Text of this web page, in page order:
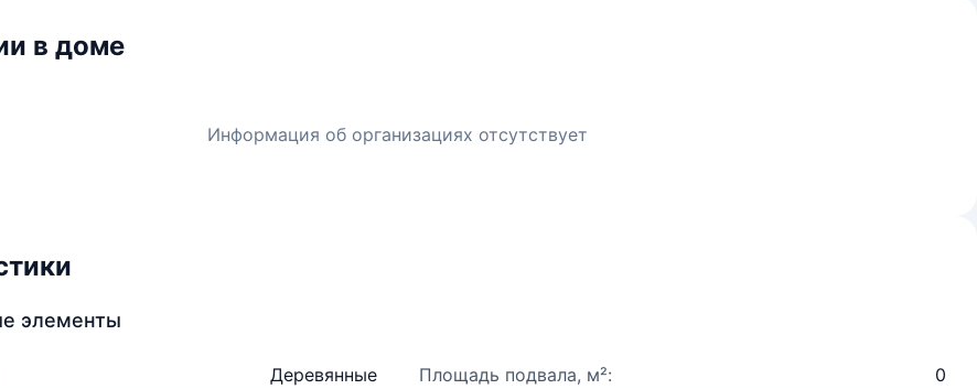
в доме
Информация об организациях отсутствует
элементы
Деревянные Площадь подвала, м²: 0